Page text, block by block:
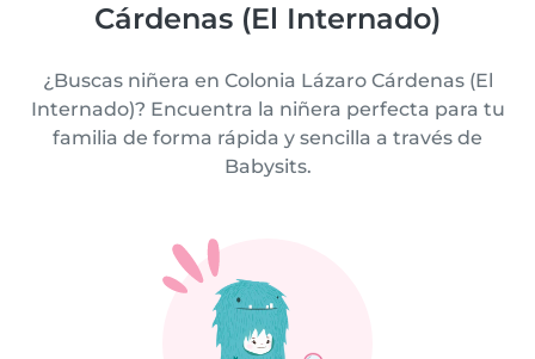
Cárdenas (El Internado)
¿Buscas niñera en Colonia Lázaro Cárdenas (El
Internado)? Encuentra la niñera perfecta para tu
familia de forma rápida y sencilla a través de
Babysits.